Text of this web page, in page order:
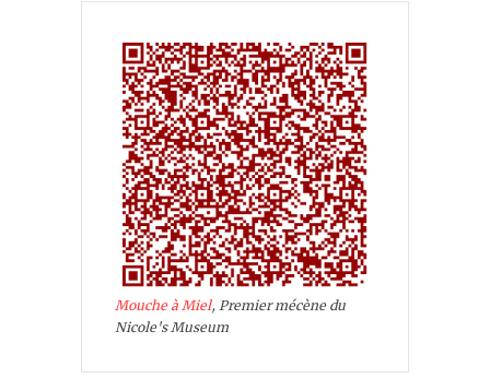
Mouche à Miel, Premier mécène du
Nicole's Museum